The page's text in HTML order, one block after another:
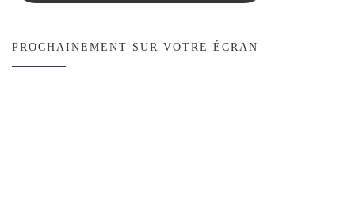
PROCHAINEMENT SUR VOTRE ÉCRAN